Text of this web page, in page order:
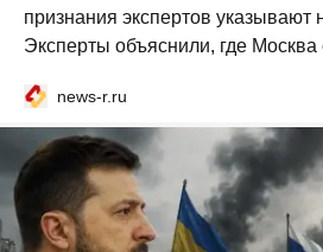
признания экспертов
Эксперты объяснили, где Москва
news-r.ru